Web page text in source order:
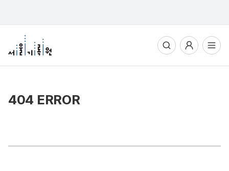
전체메뉴열기
404 ERROR